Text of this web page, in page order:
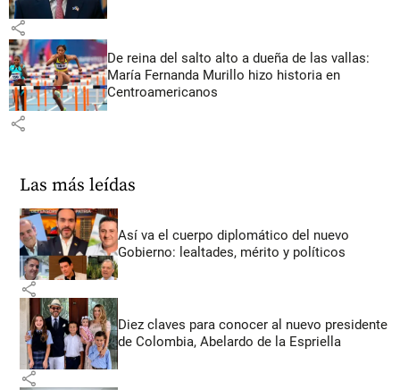
share
De reina del salto alto a dueña de las vallas:
María Fernanda Murillo hizo historia en
Centroamericanos
share
Las más leídas
Así va el cuerpo diplomático del nuevo
Gobierno: lealtades, mérito y políticos
share
Diez claves para conocer al nuevo presidente
de Colombia, Abelardo de la Espriella
share